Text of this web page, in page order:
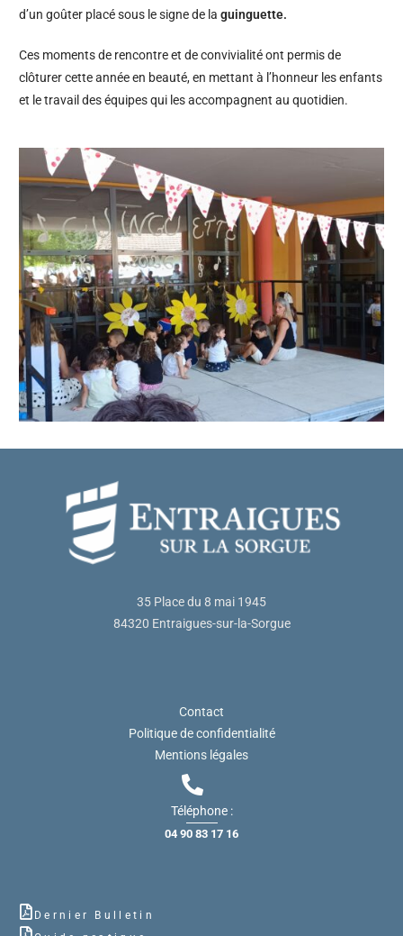
d’un goûter placé sous le signe de laguinguette.
Ces moments de rencontre et de convivialité ont permis de
clôturer cette année en beauté, en mettant à l’honneur les enfants
et le travail des équipes qui les accompagnent au quotidien.
35 Place du 8 mai 1945
84320 Entraigues-sur-la-Sorgue
Contact
Politique de confidentialité
Mentions légales
Téléphone :
04 90 83 17 16
Dernier Bulletin